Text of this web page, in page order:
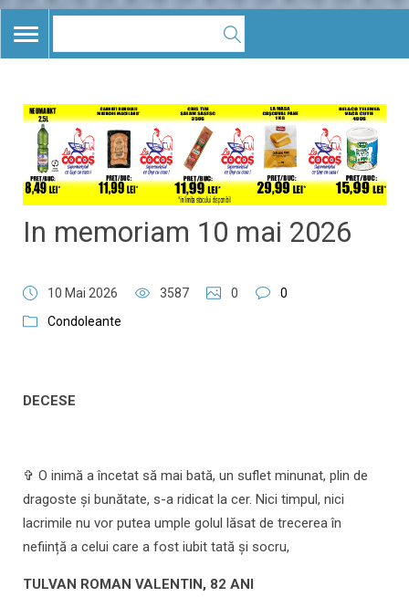
TOGGLE
NAVIGATION
In memoriam 10 mai 2026
10 Mai 2026 3587 0
0
Condoleante
DECESE
✞ O inimă a încetat să mai bată, un suflet minunat, plin de
dragoste și bunătate, s-a ridicat la cer. Nici timpul, nici
lacrimile nu vor putea umple golul lăsat de trecerea în
neființă a celui care a fost iubit tată şi socru,
TULVAN ROMAN VALENTIN, 82 ANI